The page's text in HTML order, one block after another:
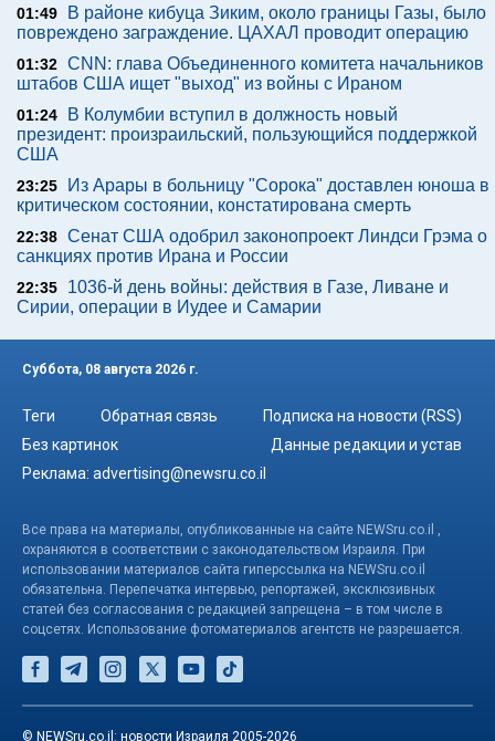
01:49
В районе кибуца Зиким, около границы Газы, было
повреждено заграждение. ЦАХАЛ проводит операцию
01:32 CNN: глава Объединенного комитета начальников
штабов США ищет "выход" из войны с Ираном
01:24
В Колумбии вступил в должность новый
президент: произраильский, пользующийся поддержкой
США
23:25
Из Арары в больницу "Сорока" доставлен юноша в
критическом состоянии, констатирована смерть
22:38 Сенат США одобрил законопроект Линдси Грэма о
санкциях против Ирана и России
22:35
1036-й день войны: действия в Газе, Ливане и
Сирии, операции в Иудее и Самарии
Суббота, 08 августа 2026 г.
Теги Обратная связь
Подписка на новости (RSS)
Без картинок
Данные редакции и устав
Реклама: advertising@newsru.co.il
Все права на материалы, опубликованные на сайте NEWSru.co.il ,
охраняются в соответствии с законодательством Израиля. При
использовании материалов сайта гиперссылка на NEWSru.co.il
обязательна. Перепечатка интервью, репортажей, эксклюзивных
статей без согласования с редакцией запрещена – в том числе в
соцсетях. Использование фотоматериалов агентств не разрешается.
© NEWSru.co.il: новости Израиля 2005-2026